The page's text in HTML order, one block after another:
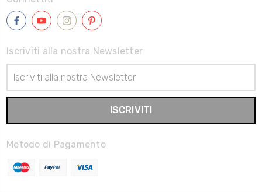
Iscriviti alla nostra Newsletter
Email
Metodo di Pagamento